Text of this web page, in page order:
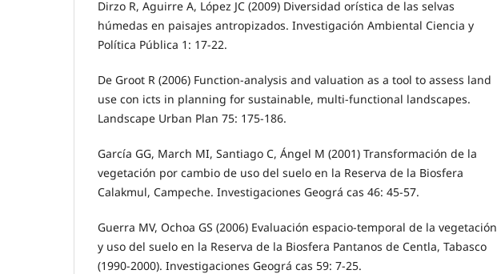
Dirzo R, Aguirre A, López JC (2009) Diversidad orística de las selvas
húmedas en paisajes antropizados. Investigación Ambiental Ciencia y
Política Pública 1: 17-22.
De Groot R (2006) Function-analysis and valuation as a tool to assess land
use con icts in planning for sustainable, multi-functional landscapes.
Landscape Urban Plan 75: 175-186.
García GG, March MI, Santiago C, Ángel M (2001) Transformación de la
vegetación por cambio de uso del suelo en la Reserva de la Biosfera
Calakmul, Campeche. Investigaciones Geográ cas 46: 45-57.
Guerra MV, Ochoa GS (2006) Evaluación espacio-temporal de la vegetación
y uso del suelo en la Reserva de la Biosfera Pantanos de Centla, Tabasco
(1990-2000). Investigaciones Geográ cas 59: 7-25.